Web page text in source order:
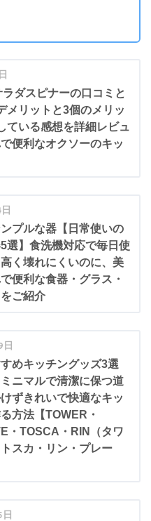
ダスピナーの口コミと
メリットと3個のメリッ
ている感想を詳細レビュ
便利なオクソーのキッ
プルな器【日常使いの
選】食洗機対応で毎日使
く壊れにくいのに、美
便利な食器・グラス・
ご紹介
日
めキッチングッズ3選
ミニマルで清潔に保つ道
ずきれいで快適なキッ
方法【TOWER・
・TOSCA・RIN（タワ
スカ・リン・プレー
日